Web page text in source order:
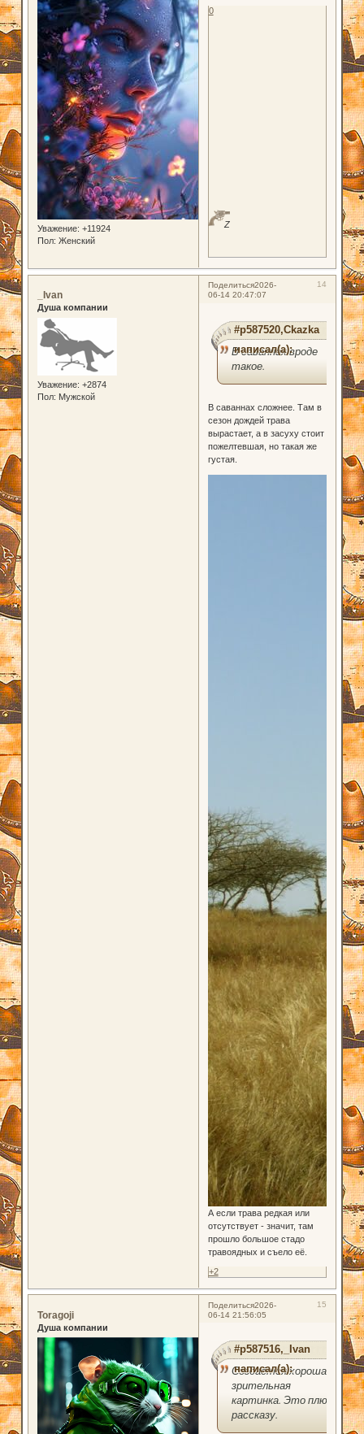
Уважение: +11924
Пол: Женский
Z
0
Поделиться 14
2026-
06-14 20:47:07
_Ivan
Душа компании
Уважение: +2874
Пол: Мужской
#p587520,Ckazka
написал(а):
В саваннах вроде
такое.
В саваннах сложнее. Там в
сезон дождей трава
вырастает, а в засуху стоит
пожелтевшая, но такая же
густая.
А если трава редкая или
отсутствует - значит, там
прошло большое стадо
травоядных и съело её.
+2
Поделиться 15
2026-
06-14 21:56:05
Toragoji
Душа компании
#p587516,_Ivan
написал(а):
Создаётся хорошая
зрительная
картинка. Это плюс
рассказу.